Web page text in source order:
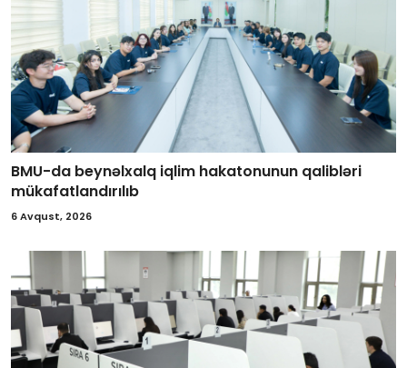
BMU-da beynəlxalq iqlim hakatonunun qalibləri
mükafatlandırılıb
6 Avqust, 2026